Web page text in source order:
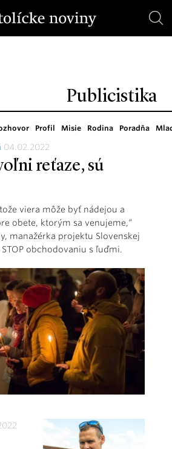
Publicistika
Profil Misie Rodina Poradňa
04.02.2022
reťaze, sú
viera môže byť nádejou a
obete, ktorým sa venujeme,“
manažérka projektu Slovenskej
obchodovaniu s ľuďmi.